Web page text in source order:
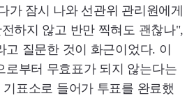
가 잠시 나와 선관위 관리원에게
하지 않고 반만 찍혀도 괜찮나",
고 질문한 것이 화근이었다. 이
로부터 무효표가 되지 않는다는
표소로 들어가 투표를 완료했